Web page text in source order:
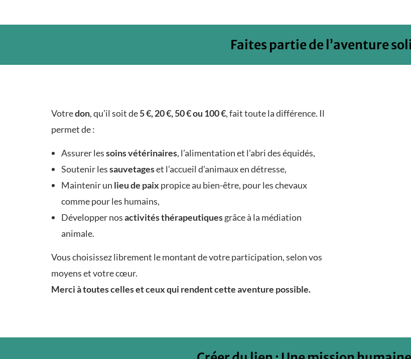
Faites partie de l’aventure
Votredon, qu’il soit de5 €, 20 €, 50 € ou 100 €, fait toute la différence. Il
permet de :
Assurer lessoins vétérinaires, l’alimentation et l’abri des équidés,
Soutenir lessauvetageset l’accueil d’animaux en détresse,
Maintenir un lieu de paix propice au bien-être, pour les chevaux
comme pour les humains,
Développer nosactivités thérapeutiquesgrâce à la médiation
animale.
Vous choisissez librement le montant de votre participation, selon vos
moyens et votre cœur.
Merci à toutes celles et ceux qui rendent cette aventure possible.